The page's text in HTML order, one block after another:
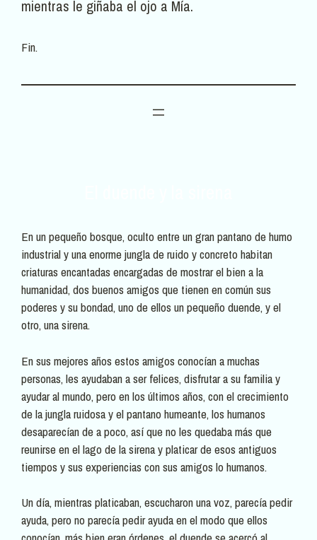
mientras le giñaba el ojo a Mía.
Fin.
En un pequeño bosque, oculto entre un gran pantano de humo
industrial y una enorme jungla de ruido y concreto habitan
criaturas encantadas encargadas de mostrar el bien a la
humanidad, dos buenos amigos que tienen en común sus
poderes y su bondad, uno de ellos un pequeño duende, y el
otro, una sirena.
En sus mejores años estos amigos conocían a muchas
personas, les ayudaban a ser felices, disfrutar a su familia y
ayudar al mundo, pero en los últimos años, con el crecimiento
de la jungla ruidosa y el pantano humeante, los humanos
desaparecían de a poco, así que no les quedaba más que
reunirse en el lago de la sirena y platicar de esos antiguos
tiempos y sus experiencias con sus amigos lo humanos.
Un día, mientras platicaban, escucharon una voz, parecía pedir
ayuda, pero no parecía pedir ayuda en el modo que ellos